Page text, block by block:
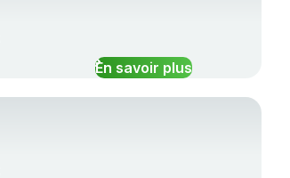
En savoir plus